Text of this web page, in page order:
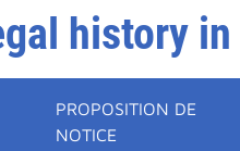
history
PROPOSITION DE
NOTICE